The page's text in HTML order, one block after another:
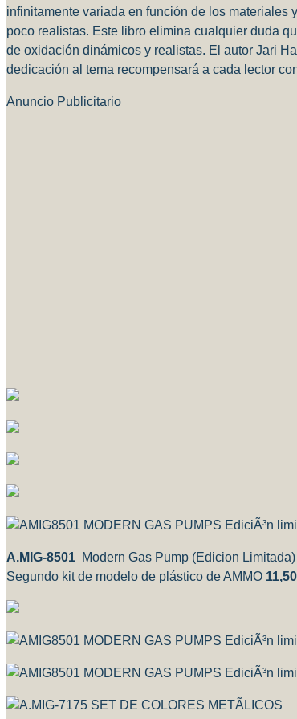
infinitamente variada en función de los materiales
poco realistas. Este libro elimina cualquier duda
de oxidación dinámicos y realistas. El autor Jari
dedicación al tema recompensará a cada lector
Anuncio Publicitario
A.MIG-8501 Modern Gas Pump (Edicion Limitada)
Segundo kit de modelo de plástico de AMMO